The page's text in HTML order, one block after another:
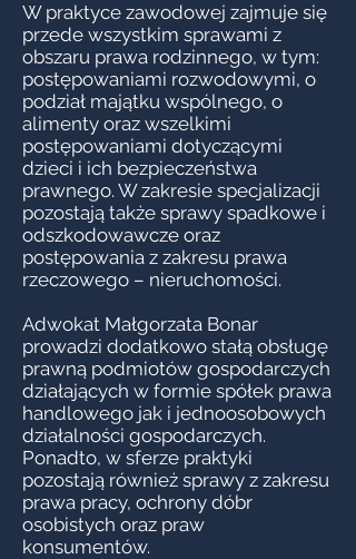
W praktyce zawodowej zajmuje się
przede wszystkim sprawami z
obszaru prawa rodzinnego, w tym:
postępowaniami rozwodowymi, o
podział majątku wspólnego, o
alimenty oraz wszelkimi
postępowaniami dotyczącymi
dzieci i ich bezpieczeństwa
prawnego. W zakresie specjalizacji
pozostają także sprawy spadkowe i
odszkodowawcze oraz
postępowania z zakresu prawa
rzeczowego – nieruchomości.
Adwokat Małgorzata Bonar
prowadzi dodatkowo stałą obsługę
prawną podmiotów gospodarczych
działających w formie spółek prawa
handlowego jak i jednoosobowych
działalności gospodarczych.
Ponadto, w sferze praktyki
pozostają również sprawy z zakresu
prawa pracy, ochrony dóbr
osobistych oraz praw
konsumentów.